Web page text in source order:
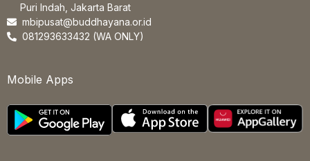
Puri Indah, Jakarta Barat
mbipusat@buddhayana.or.id
081293633432 (WA ONLY)
Mobile Apps